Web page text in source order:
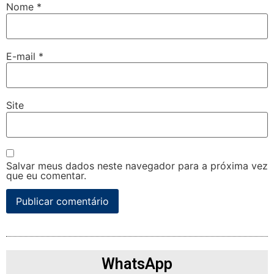
Nome *
E-mail *
Site
Salvar meus dados neste navegador para a próxima vez
que eu comentar.
WhatsApp